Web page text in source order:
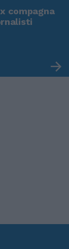
compagna